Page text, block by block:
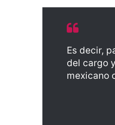
Es decir,
del cargo
mexicano